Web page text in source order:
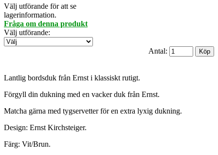
Välj utförande för att se
lagerinformation.
Fråga om denna produkt
Välj utförande:
Antal:
Lantlig bordsduk från Ernst i klassiskt rutigt.
Förgyll din dukning med en vacker duk från Ernst.
Matcha gärna med tygservetter för en extra lyxig dukning.
Design: Ernst Kirchsteiger.
Färg: Vit/Brun.